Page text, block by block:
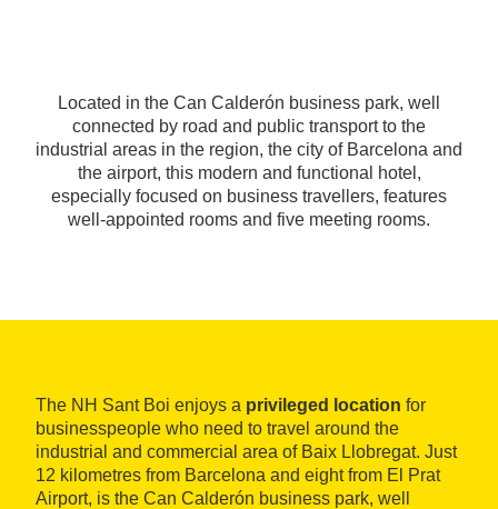
Located in the Can Calderón business park, well
connected by road and public transport to the
industrial areas in the region, the city of Barcelona and
the airport, this modern and functional hotel,
especially focused on business travellers, features
well-appointed rooms and five meeting rooms.
The NH Sant Boi enjoys a privileged location for
businesspeople who need to travel around the
industrial and commercial area of Baix Llobregat. Just
12 kilometres from Barcelona and eight from El Prat
Airport, is the Can Calderón business park, well